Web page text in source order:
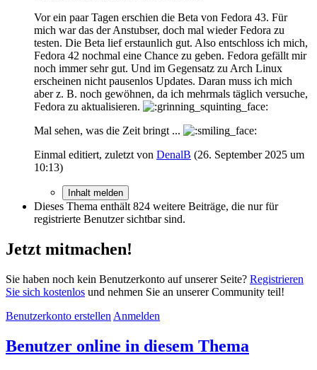
Vor ein paar Tagen erschien die Beta von Fedora 43. Für
mich war das der Anstubser, doch mal wieder Fedora zu
testen. Die Beta lief erstaunlich gut. Also entschloss ich mich,
Fedora 42 nochmal eine Chance zu geben. Fedora gefällt mir
noch immer sehr gut. Und im Gegensatz zu Arch Linux
erscheinen nicht pausenlos Updates. Daran muss ich mich
aber z. B. noch gewöhnen, da ich mehrmals täglich versuche,
Fedora zu aktualisieren.
Mal sehen, was die Zeit bringt ...
Einmal editiert, zuletzt von DenalB (26. September 2025 um
10:13)
Inhalt melden
Dieses Thema enthält 824 weitere Beiträge, die nur für
registrierte Benutzer sichtbar sind.
Jetzt mitmachen!
Sie haben noch kein Benutzerkonto auf unserer Seite? Registrieren
Sie sich kostenlos und nehmen Sie an unserer Community teil!
Benutzerkonto erstellen Anmelden
Benutzer online in diesem Thema